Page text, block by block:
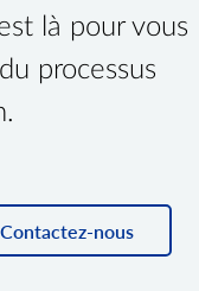
là pour vous
processus
Contactez-nous